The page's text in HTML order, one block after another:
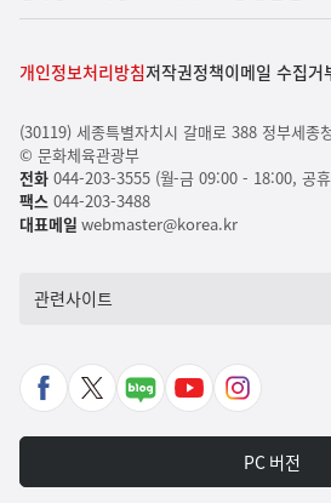
개인정보처리방침저작권정책이메일 수집거
(30119) 세종특별자치시 갈매로 388 정부세종
© 문화체육관광부
전화044-203-3555 (월-금 09:00 - 18:00, 공
팩스044-203-3488
대표메일 webmaster@korea.kr
관련사이트
페
X
네
유
인
타
그
PC 버전